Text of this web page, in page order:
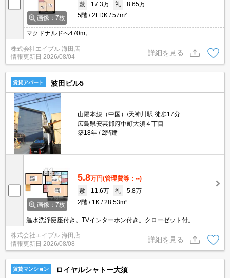
画像：7枚
敷
17.3万 礼
8.65万
5階
2LDK 57m²
マクドナルドへ470m。
株式会社エイブル 海田店
情報更新日 2026/08/04
詳細を見る
賃貸アパート 波田ビル5
山陽本線（中国）/天神川駅 徒歩17分
広島県安芸郡府中町大須４丁目
築18年
2階建
画像：7枚
5.8万円(管理費等：--)
敷
11.6万 礼
5.8万
2階
1K 28.53m²
温水洗浄便座付き。TVインターホン付き。クローゼット付。
株式会社エイブル 海田店
情報更新日 2026/08/08
詳細を見る
賃貸マンション ロイヤルシャトー大須